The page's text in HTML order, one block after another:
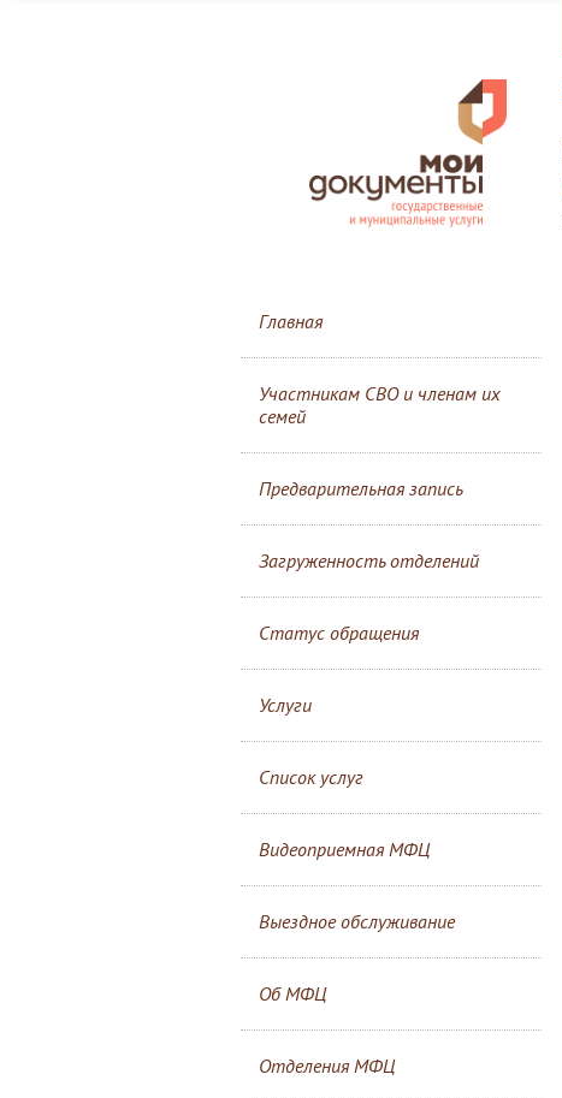
Главная
Участникам СВО и членам их
семей
Предварительная запись
Загруженность отделений
Статус обращения
Услуги
Список услуг
Видеоприемная МФЦ
Выездное обслуживание
Об МФЦ
Отделения МФЦ